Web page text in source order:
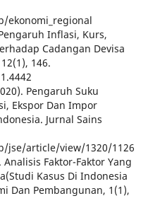
ekonomi_regional
Inflasi, Kurs,
Cadangan Devisa
146.
Pengaruh Suku
Ekspor Dan Impor
Jurnal Sains
jse/article/view/1320/1126
Faktor-Faktor Yang
Kasus Di Indonesia
Dan Pembangunan, 1(1),